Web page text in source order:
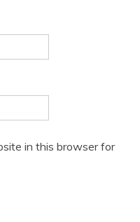
in this browser for